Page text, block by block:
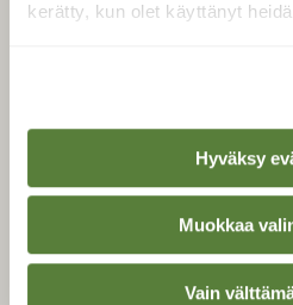
kerätty, kun olet käyttänyt
Hyväksy
Muokkaa
Vain